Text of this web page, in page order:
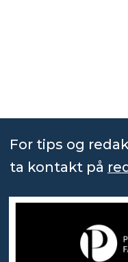
For tips og
ta kontakt på